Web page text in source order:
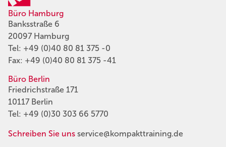
Büro Hamburg
Banksstraße 6
20097 Hamburg
Tel: +49 (0)40 80 81 375 -0
Fax: +49 (0)40 80 81 375 -41
Büro Berlin
Friedrichstraße 171
10117 Berlin
Tel: +49 (0)30 303 66 5770
Schreiben Sie uns service@kompakttraining.de